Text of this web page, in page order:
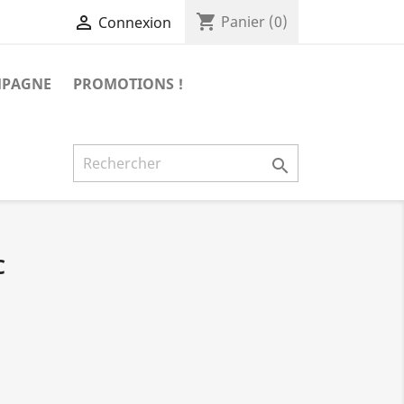
 Connexion shopping_cart Panier (0)
PROMOTIONS !
